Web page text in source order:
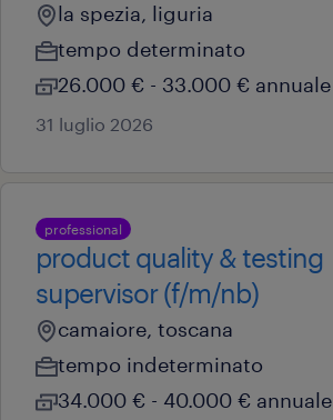
la spezia, liguria
tempo determinato
26.000 € - 33.000 € annuale
31 luglio 2026
professional
product quality & testing
supervisor (f/m/nb)
camaiore, toscana
tempo indeterminato
34.000 € - 40.000 € annuale